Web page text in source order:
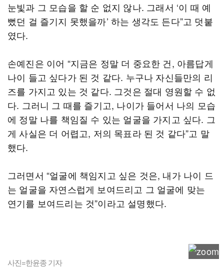
눈빛과 그 모습을 할 순 없지 않나. 그래서 ‘이 때 예
뻤던 걸 즐기지 못했을까’ 하는 생각도 든다”고 덧붙
였다.
손예진은 이어 “지금은 정말 더 중요한 건, 아름답게
나이 들고 싶다가 된 것 같다. 누구나 자신들만의 리
즈를 가지고 있는 것 같다. 그것은 절대 영원할 수 없
다. 그러니 그 때를 즐기고, 나이가 들어서 나의 모습
에 정말 나를 책임질 수 있는 얼굴을 가지고 싶다. 그
게 사실은 더 어렵고, 저의 목표라 된 것 같다”고 말
했다.
그러면서 “얼굴에 책임지고 싶은 것은, 내가 나이 드
는 얼굴을 자연스럽게 보여드리고 그 얼굴에 맞는
연기를 보여드리는 것”이라고 설명했다.
사진=한윤종 기자